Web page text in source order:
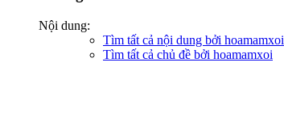
Nội dung:
Tìm tất cả nội dung bởi hoamamxoi
Tìm tất cả chủ đề bởi hoamamxoi